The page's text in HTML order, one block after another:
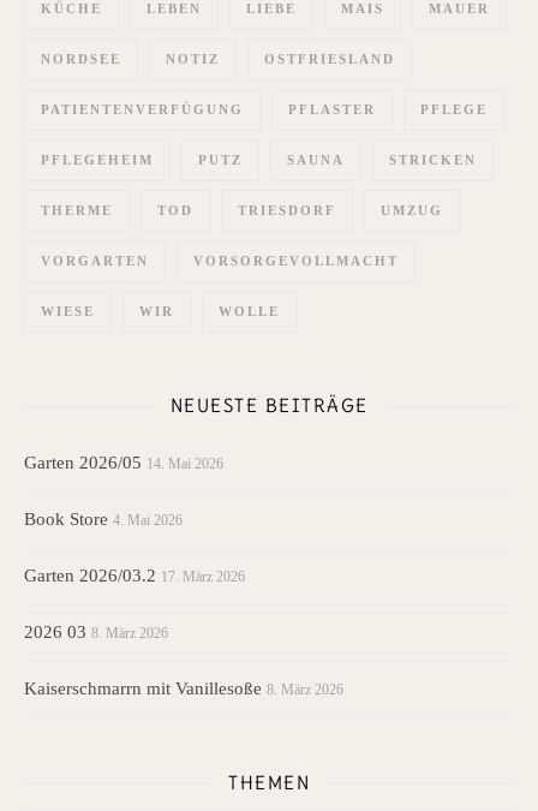
KÜCHE LEBEN LIEBE MAIS MAUER
NORDSEE NOTIZ OSTFRIESLAND
PATIENTENVERFÜGUNG PFLASTER PFLEGE
PFLEGEHEIM PUTZ SAUNA STRICKEN
THERME TOD TRIESDORF UMZUG
VORGARTEN VORSORGEVOLLMACHT
WIESE WIR WOLLE
NEUESTE BEITRÄGE
Garten 2026/05 14. Mai 2026
Book Store 4. Mai 2026
Garten 2026/03.2 17. März 2026
2026 03 8. März 2026
Kaiserschmarrn mit Vanillesoße 8. März 2026
THEMEN